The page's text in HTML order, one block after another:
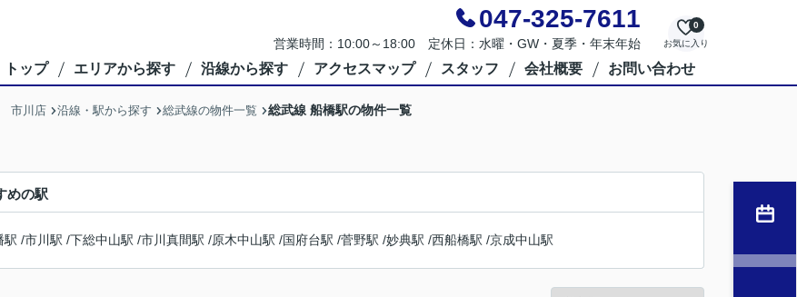
047-325-7611
営業時間：10:00～18:00 定休日：水曜・GW・夏季・年末年始 お気に入り
0
トップ エリアから探す 沿線から探す アクセスマップ スタッフ 会社概要 お問い合わせ
市川店 沿線・駅から探す 総武線の物件一覧 総武線 船橋駅の物件一覧
めの駅
駅 /市川駅 /下総中山駅 /市川真間駅 /原木中山駅 /国府台駅 /菅野駅 /妙典駅 /西船橋駅 /京成中山駅